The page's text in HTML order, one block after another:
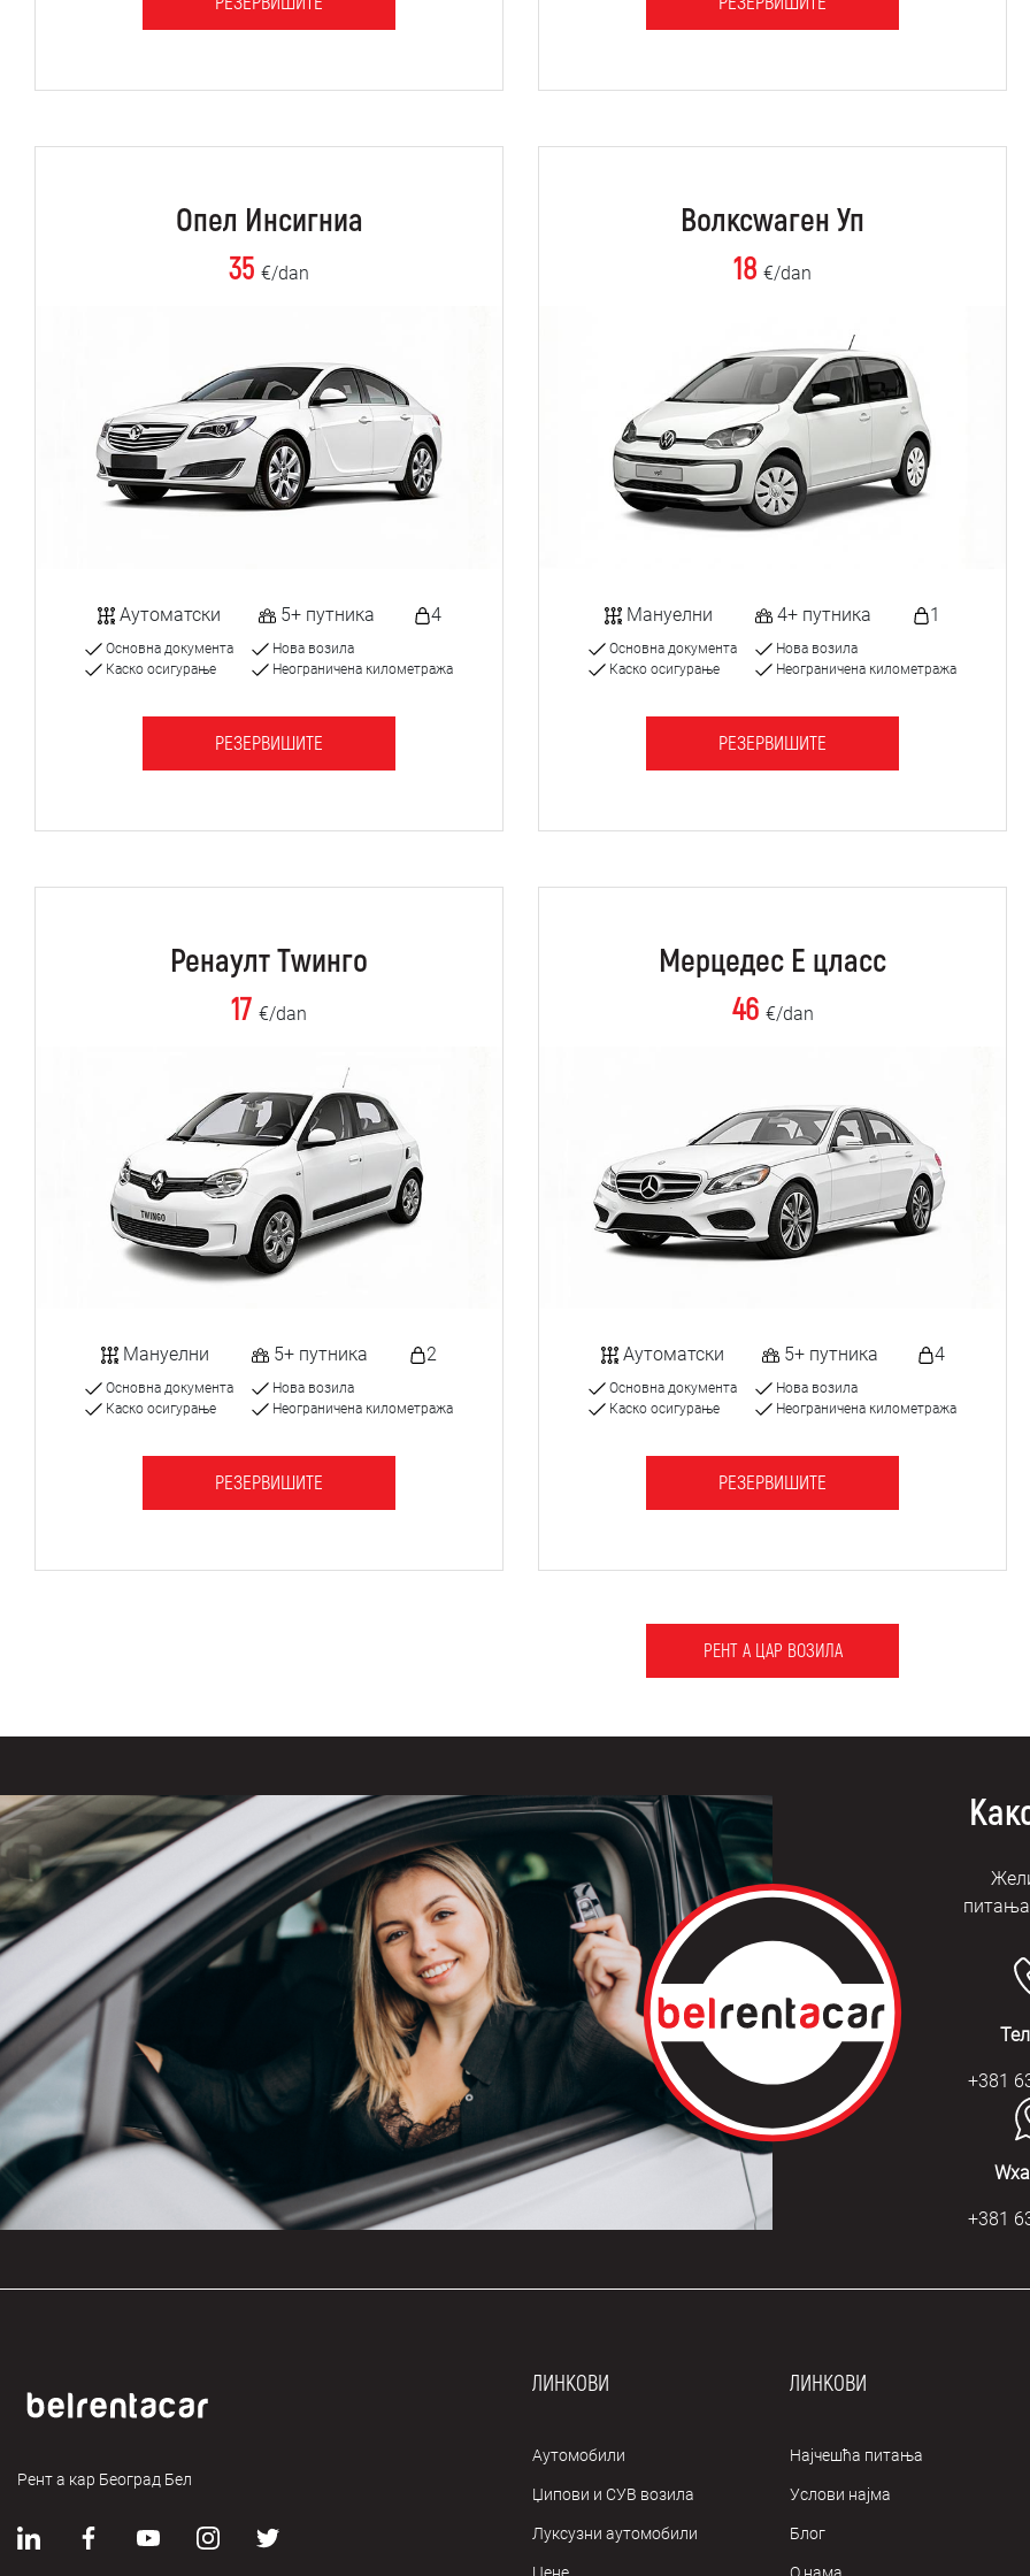
Опел Инсигниа
35 €/dan
Аутоматски 5+ путника 4
Основна документа
Каско осигурање
Нова возила
Неограничена километража
РЕЗЕРВИШИТЕ
Волксwаген Уп
18 €/dan
Мануелни 4+ путника 1
Основна документа
Каско осигурање
Нова возила
Неограничена километража
РЕЗЕРВИШИТЕ
Ренаулт Тwинго
17 €/dan
Мануелни 5+ путника 2
Основна документа
Каско осигурање
Нова возила
Неограничена километража
РЕЗЕРВИШИТЕ
Мерцедес Е цласс
46 €/dan
Аутоматски 5+ путника 4
Основна документа
Каско осигурање
Нова возила
Неограничена километража
РЕЗЕРВИШИТЕ
РЕНТ А ЦАР ВОЗИЛА
+381
+381
Рент а кар Београд Бел
ЛИНКОВИ
Аутомобили
Џипови и СУВ возила
Луксузни аутомобили
ЛИНКОВИ
Најчешћа питања
Услови најма
Блог